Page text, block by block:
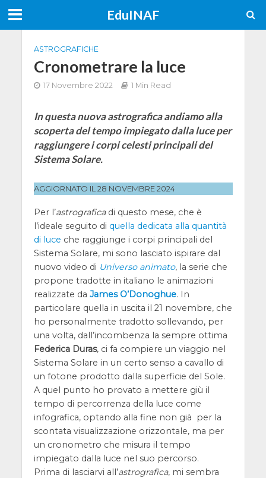
EduINAF
ASTROGRAFICHE
Cronometrare la luce
17 Novembre 2022 1 Min Read
In questa nuova astrografica andiamo alla
scoperta del tempo impiegato dalla luce per
raggiungere i corpi celesti principali del
Sistema Solare.
AGGIORNATO IL 28 NOVEMBRE 2024
Per l’astrograficadi questo mese, che è
l’ideale seguito di quella dedicata alla quantità
di luce che raggiunge i corpi principali del
Sistema Solare, mi sono lasciato ispirare dal
nuovo video di Universo animato, la serie che
propone tradotte in italiano le animazioni
realizzate da James O’Donoghue. In
particolare quella in uscita il 21 novembre, che
ho personalmente tradotto sollevando, per
una volta, dall’incombenza la sempre ottima
Federica Duras, ci fa compiere un viaggio nel
Sistema Solare in un certo senso a cavallo di
un fotone prodotto dalla superficie del Sole.
A quel punto ho provato a mettere giù il
tempo di percorrenza della luce come
infografica, optando alla fine non già per la
scontata visualizzazione orizzontale, ma per
un cronometro che misura il tempo
impiegato dalla luce nel suo percorso.
Prima di lasciarvi all’astrografica, mi sembra